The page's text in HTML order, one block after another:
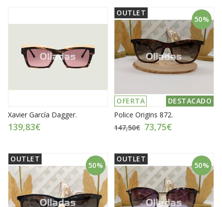
Xavier García Dagger.
139,83€
50%
OFERTA DESTACADO
OUTLET
Police Origins 872.
147,50€ 73,75€
50%
OUTLET
50%
OUTLET